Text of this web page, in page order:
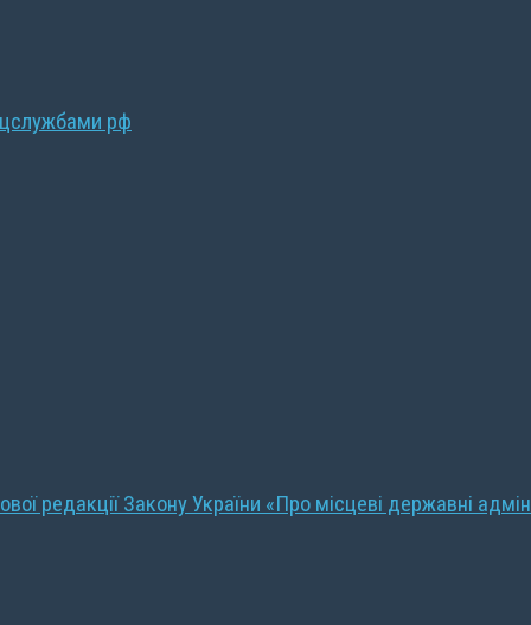
рф
редакції Закону України «Про місцеві державні